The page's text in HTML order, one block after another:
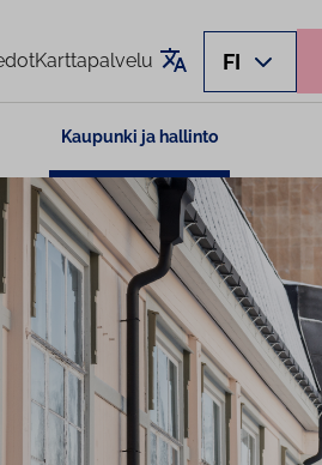
Karttapalvelu Käännä sivu
FI
Kaupunki ja hallinto